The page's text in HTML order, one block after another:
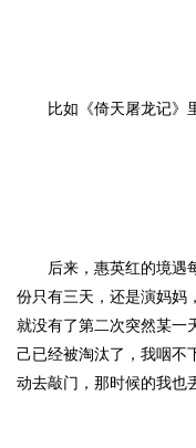
比如《倚天屠龙记》
后来，惠英红的境遇
份只有三天，还是演妈妈
就没有了第二次突然某一
己已经被淘汰了，我咽不
动去敲门，那时候的我也